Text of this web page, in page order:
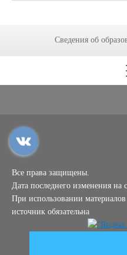
Сведения об
Все права защищены.
Дата последнего изменения на
При использовании
источник обязательна